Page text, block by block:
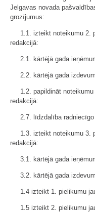
Jelgavas novada
grozījumus:
1.1. izteikt noteikumu 2.
redakcijā:
2.1. kārtējā gada
2.2. kārtējā gada
1.2. papildināt
redakcijā:
2.7. līdzdalība
1.3. izteikt noteikumu 3.
redakcijā:
3.1. kārtējā gada
3.2. kārtējā gada
1.4 izteikt 1. pielikumu
1.5 izteikt 2. pielikumu